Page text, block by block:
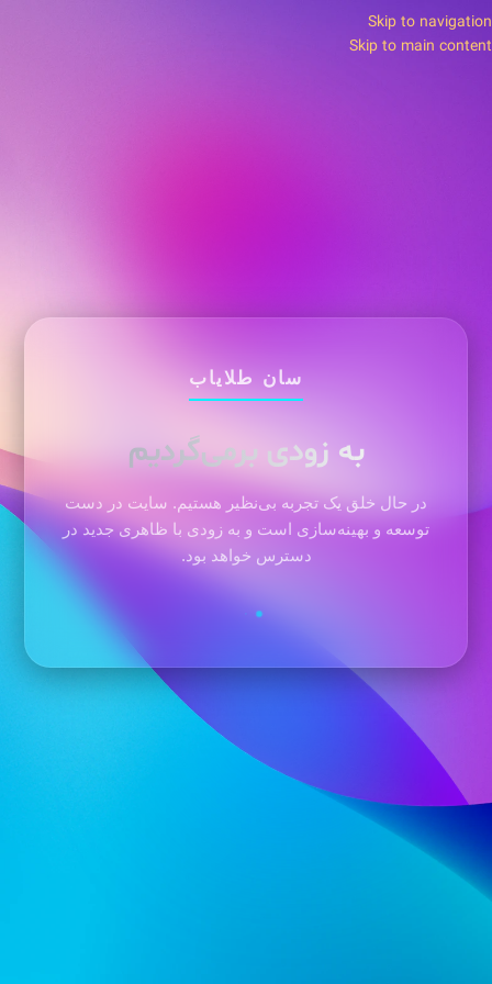
Skip to navigation
Skip to main content
سان طلایاب
به زودی برمی‌گردیم
در حال خلق یک تجربه بی‌نظیر هستیم. سایت در دست
توسعه و بهینه‌سازی است و به زودی با ظاهری جدید در
دسترس خواهد بود.